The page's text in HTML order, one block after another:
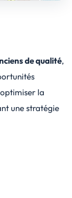
de qualité,
la
une stratégie